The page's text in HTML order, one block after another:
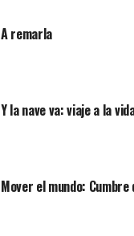
A remarla
Y la nave va: viaje a la
Mover el mundo: